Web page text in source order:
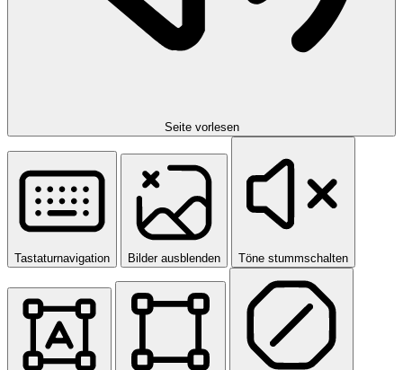
Seite vorlesen
Tastaturnavigation Bilder ausblenden Töne stummschalten